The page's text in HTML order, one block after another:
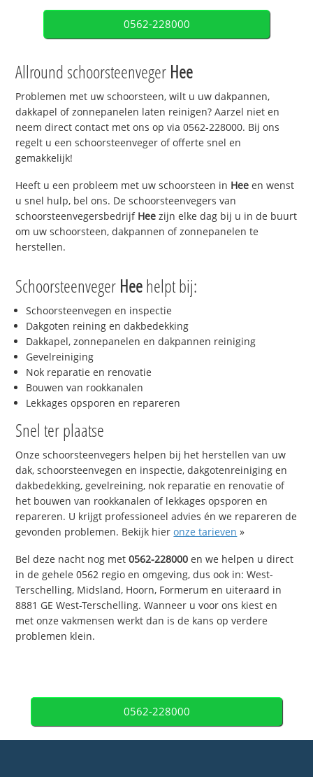
0562-228000
Allround schoorsteenveger Hee
Problemen met uw schoorsteen, wilt u uw dakpannen,
dakkapel of zonnepanelen laten reinigen? Aarzel niet en
neem direct contact met ons op via 0562-228000. Bij ons
regelt u een schoorsteenveger of offerte snel en
gemakkelijk!
Heeft u een probleem met uw schoorsteen in Hee en wenst
u snel hulp, bel ons. De schoorsteenvegers van
schoorsteenvegersbedrijf Hee zijn elke dag bij u in de buurt
om uw schoorsteen, dakpannen of zonnepanelen te
herstellen.
Schoorsteenveger Heehelpt bij:
Schoorsteenvegen en inspectie
Dakgoten reining en dakbedekking
Dakkapel, zonnepanelen en dakpannen reiniging
Gevelreiniging
Nok reparatie en renovatie
Bouwen van rookkanalen
Lekkages opsporen en repareren
Snel ter plaatse
Onze schoorsteenvegers helpen bij het herstellen van uw
dak, schoorsteenvegen en inspectie, dakgotenreiniging en
dakbedekking, gevelreining, nok reparatie en renovatie of
het bouwen van rookkanalen of lekkages opsporen en
repareren. U krijgt professioneel advies én we repareren de
gevonden problemen. Bekijk hieronze tarieven »
Bel deze nacht nog met0562-228000 en we helpen u direct
in de gehele 0562 regio en omgeving, dus ook in: West-
Terschelling, Midsland, Hoorn, Formerum en uiteraard in
8881 GE West-Terschelling. Wanneer u voor ons kiest en
met onze vakmensen werkt dan is de kans op verdere
problemen klein.
0562-228000